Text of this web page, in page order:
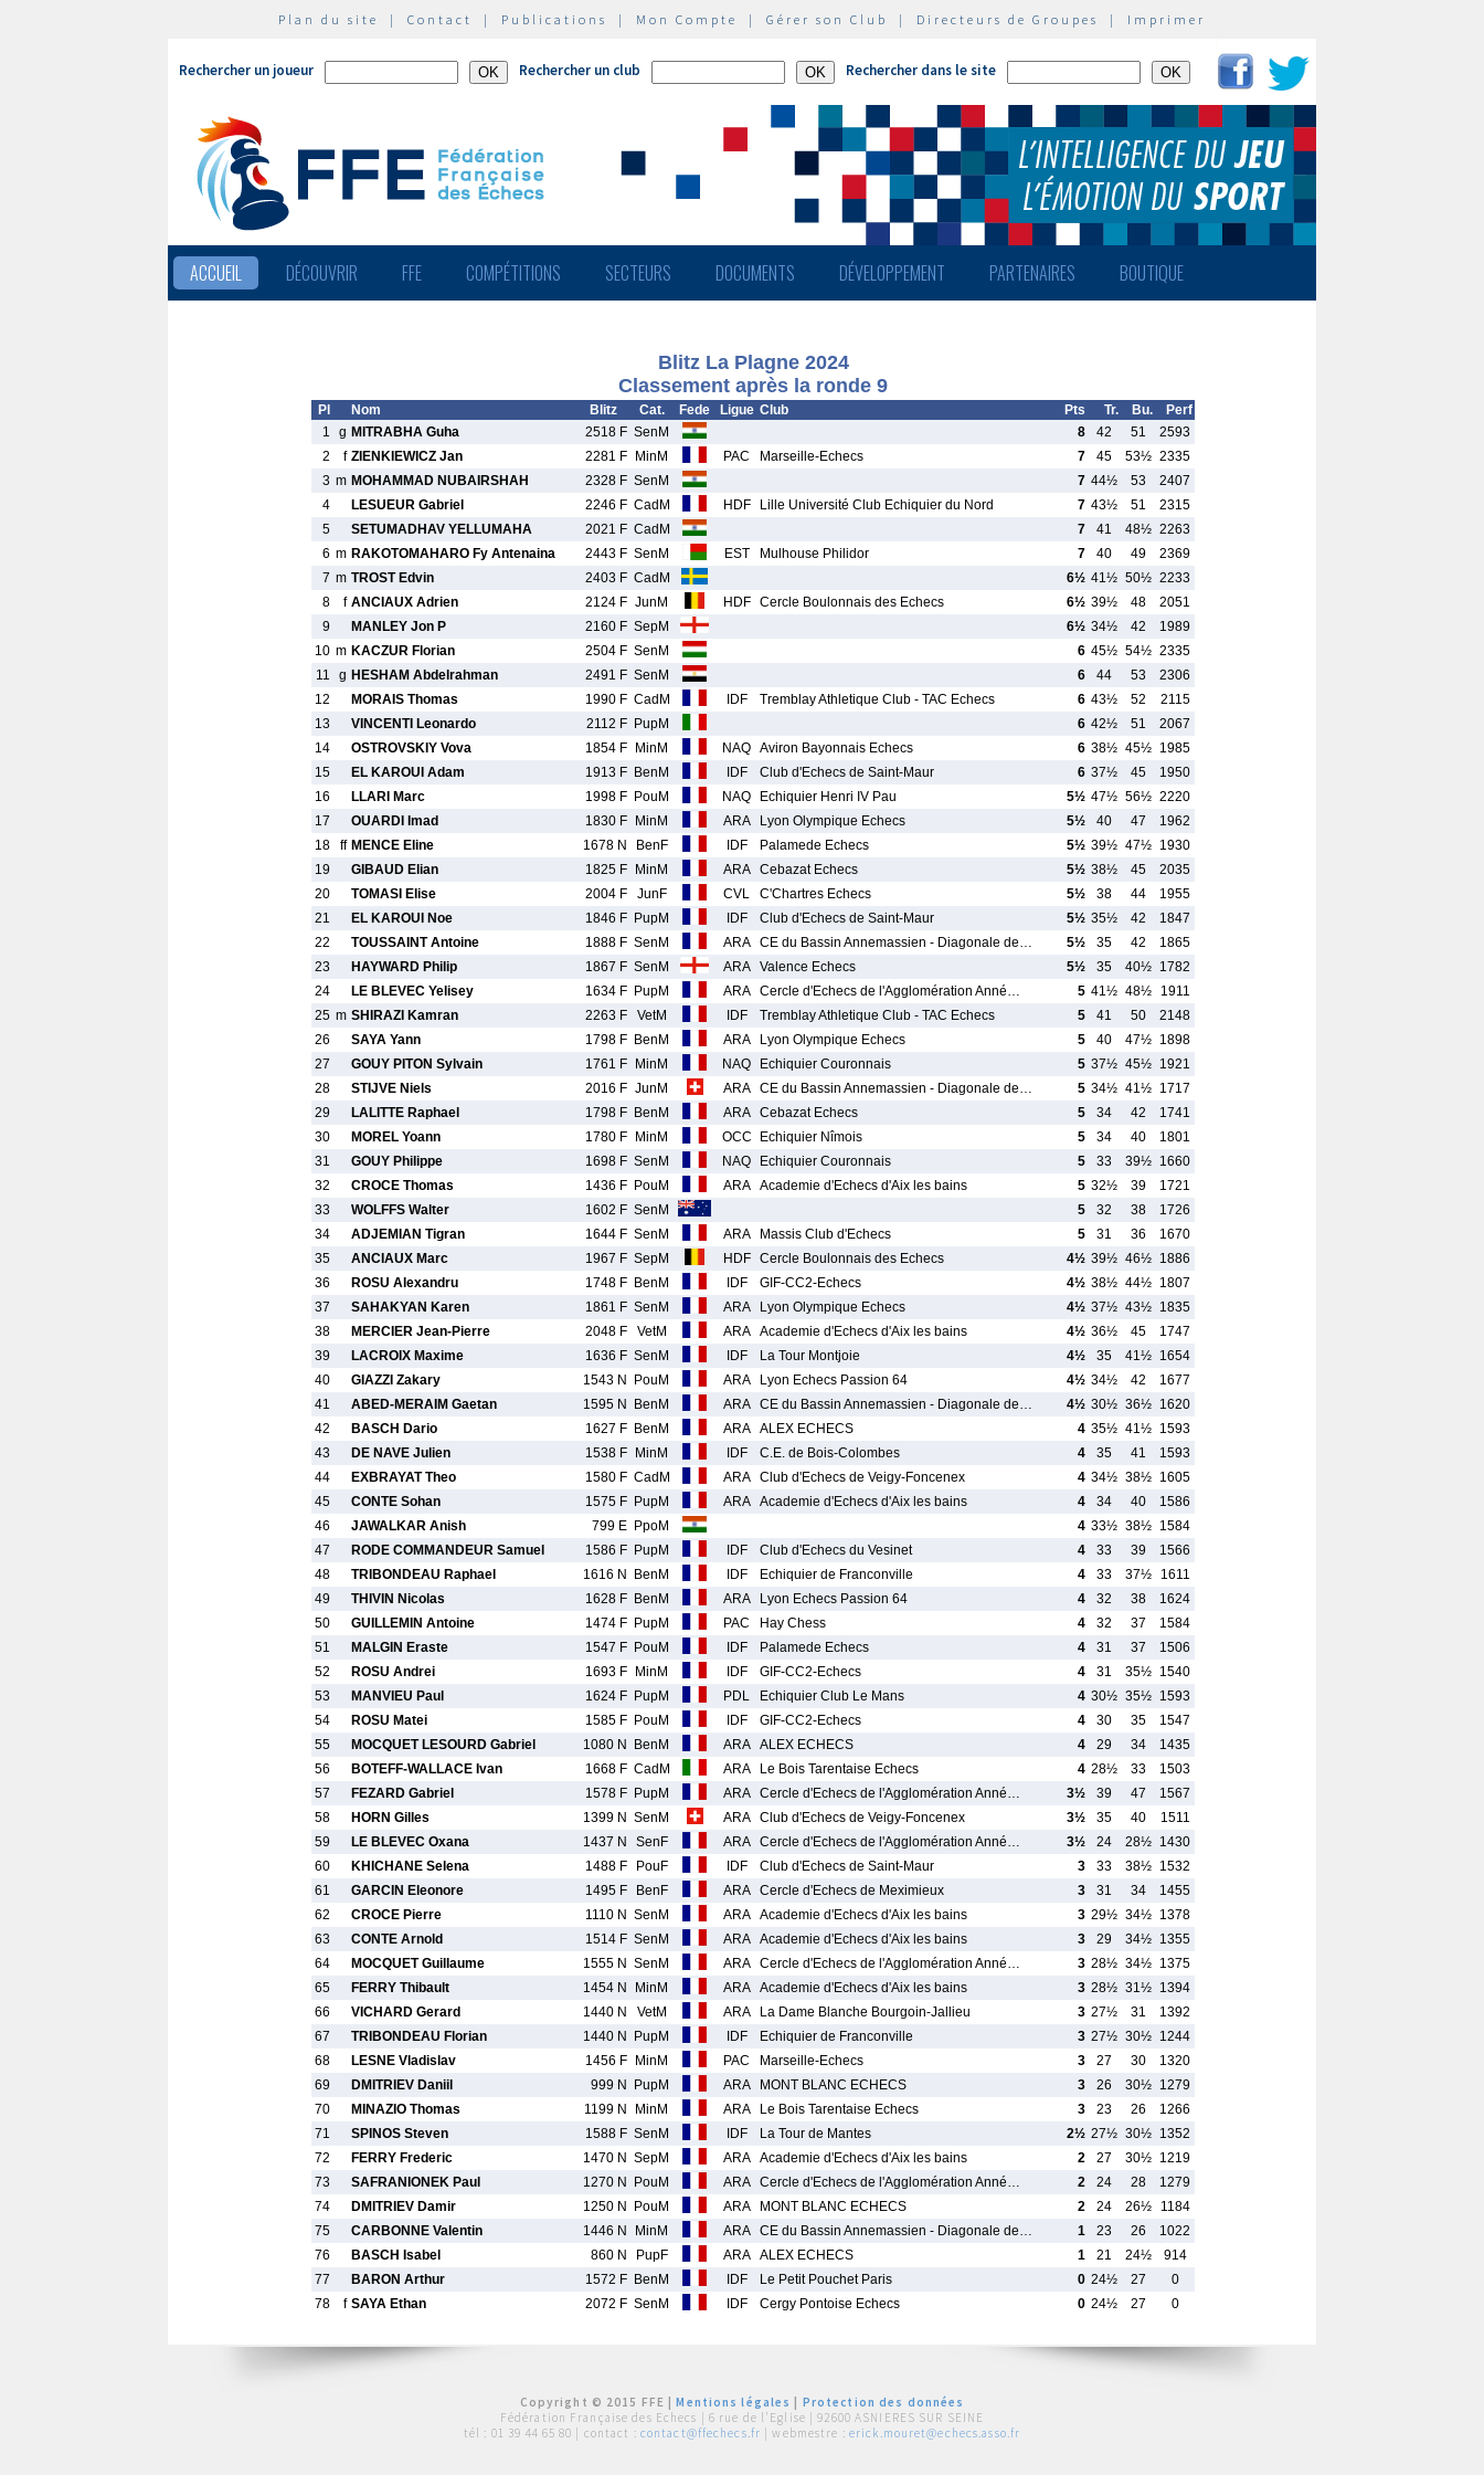
Plan du site | Contact | Publications | Mon Compte | Gérer son Club | Directeurs de Groupes | Imprimer
Rechercher un joueur Rechercher un club Rechercher dans le site
ACCUEIL DÉCOUVRIR FFE COMPÉTITIONS SECTEURS DOCUMENTS DÉVELOPPEMENT PARTENAIRES BOUTIQUE
Blitz La Plagne 2024
Classement après la ronde 9
Pl Nom Blitz Cat. Fede Ligue Club Pts Tr. Bu.
Perf
1
g MITRABHA Guha 2518 F SenM 8 42 51
2593
2
f ZIENKIEWICZ Jan 2281 F MinM PAC Marseille-Echecs 7 45 53½ 2335
3 m MOHAMMAD NUBAIRSHAH 2328 F SenM 7 44½ 53
2407
4
LESUEUR Gabriel 2246 F CadM HDF Lille Université Club Echiquier du Nord 7 43½ 51
2315
5
SETUMADHAV YELLUMAHA 2021 F CadM 7 41 48½ 2263
6 m RAKOTOMAHARO Fy Antenaina 2443 F SenM EST Mulhouse Philidor 7 40 49
2369
7 m TROST Edvin 2403 F CadM 6½ 41½ 50½ 2233
8
f ANCIAUX Adrien 2124 F JunM HDF Cercle Boulonnais des Echecs 6½ 39½ 48
2051
9
MANLEY Jon P 2160 F SepM 6½ 34½ 42
1989
10 m KACZUR Florian 2504 F SenM 6 45½ 54½ 2335
11
g HESHAM Abdelrahman 2491 F SenM 6 44 53
2306
12
MORAIS Thomas 1990 F CadM IDF Tremblay Athletique Club - TAC Echecs 6 43½ 52
2115
13
VINCENTI Leonardo 2112 F PupM 6 42½ 51
2067
14
OSTROVSKIY Vova 1854 F MinM NAQ Aviron Bayonnais Echecs 6 38½ 45½
1985
15
EL KAROUI Adam 1913 F BenM IDF Club d'Echecs de Saint-Maur 6 37½ 45
1950
16
LLARI Marc 1998 F PouM NAQ Echiquier Henri IV Pau 5½ 47½ 56½ 2220
17
OUARDI Imad 1830 F MinM ARA Lyon Olympique Echecs 5½ 40 47
1962
18
ff MENCE Eline 1678 N BenF IDF Palamede Echecs 5½ 39½ 47½
1930
19
GIBAUD Elian 1825 F MinM ARA Cebazat Echecs 5½ 38½ 45
2035
20
TOMASI Elise 2004 F JunF CVL C'Chartres Echecs 5½ 38 44
1955
21
EL KAROUI Noe 1846 F PupM IDF Club d'Echecs de Saint-Maur 5½ 35½ 42
1847
22
TOUSSAINT Antoine 1888 F SenM ARA CE du Bassin Annemassien - Diagonale de… 5½ 35 42
1865
23
HAYWARD Philip 1867 F SenM ARA Valence Echecs 5½ 35 40½
1782
24
LE BLEVEC Yelisey 1634 F PupM ARA Cercle d'Echecs de l'Agglomération Anné… 5 41½ 48½
1911
25 m SHIRAZI Kamran 2263 F VetM IDF Tremblay Athletique Club - TAC Echecs 5 41 50
2148
26
SAYA Yann 1798 F BenM ARA Lyon Olympique Echecs 5 40 47½
1898
27
GOUY PITON Sylvain 1761 F MinM NAQ Echiquier Couronnais 5 37½ 45½
1921
28
STIJVE Niels 2016 F JunM ARA CE du Bassin Annemassien - Diagonale de… 5 34½ 41½
1717
29
LALITTE Raphael 1798 F BenM ARA Cebazat Echecs 5 34 42
1741
30
MOREL Yoann 1780 F MinM OCC Echiquier Nîmois 5 34 40
1801
31
GOUY Philippe 1698 F SenM NAQ Echiquier Couronnais 5 33 39½
1660
32
CROCE Thomas 1436 F PouM ARA Academie d'Echecs d'Aix les bains 5 32½ 39
1721
33
WOLFFS Walter 1602 F SenM 5 32 38
1726
34
ADJEMIAN Tigran 1644 F SenM ARA Massis Club d'Echecs 5 31 36
1670
35
ANCIAUX Marc 1967 F SepM HDF Cercle Boulonnais des Echecs 4½ 39½ 46½
1886
36
ROSU Alexandru 1748 F BenM IDF GIF-CC2-Echecs 4½ 38½ 44½
1807
37
SAHAKYAN Karen 1861 F SenM ARA Lyon Olympique Echecs 4½ 37½ 43½
1835
38
MERCIER Jean-Pierre 2048 F VetM ARA Academie d'Echecs d'Aix les bains 4½ 36½ 45
1747
39
LACROIX Maxime 1636 F SenM IDF La Tour Montjoie 4½ 35 41½
1654
40
GIAZZI Zakary 1543 N PouM ARA Lyon Echecs Passion 64 4½ 34½ 42
1677
41
ABED-MERAIM Gaetan 1595 N BenM ARA CE du Bassin Annemassien - Diagonale de… 4½ 30½ 36½
1620
42
BASCH Dario 1627 F BenM ARA ALEX ECHECS 4 35½ 41½
1593
43
DE NAVE Julien 1538 F MinM IDF C.E. de Bois-Colombes 4 35 41
1593
44
EXBRAYAT Theo 1580 F CadM ARA Club d'Echecs de Veigy-Foncenex 4 34½ 38½
1605
45
CONTE Sohan 1575 F PupM ARA Academie d'Echecs d'Aix les bains 4 34 40
1586
46
JAWALKAR Anish 799 E PpoM 4 33½ 38½
1584
47
RODE COMMANDEUR Samuel 1586 F PupM IDF Club d'Echecs du Vesinet 4 33 39
1566
48
TRIBONDEAU Raphael 1616 N BenM IDF Echiquier de Franconville 4 33 37½
1611
49
THIVIN Nicolas 1628 F BenM ARA Lyon Echecs Passion 64 4 32 38
1624
50
GUILLEMIN Antoine 1474 F PupM PAC Hay Chess 4 32 37
1584
51
MALGIN Eraste 1547 F PouM IDF Palamede Echecs 4 31 37
1506
52
ROSU Andrei 1693 F MinM IDF GIF-CC2-Echecs 4 31 35½
1540
53
MANVIEU Paul 1624 F PupM PDL Echiquier Club Le Mans 4 30½ 35½
1593
54
ROSU Matei 1585 F PouM IDF GIF-CC2-Echecs 4 30 35
1547
55
MOCQUET LESOURD Gabriel 1080 N BenM ARA ALEX ECHECS 4 29 34
1435
56
BOTEFF-WALLACE Ivan 1668 F CadM ARA Le Bois Tarentaise Echecs 4 28½ 33
1503
57
FEZARD Gabriel 1578 F PupM ARA Cercle d'Echecs de l'Agglomération Anné… 3½ 39 47
1567
58
HORN Gilles 1399 N SenM ARA Club d'Echecs de Veigy-Foncenex 3½ 35 40
1511
59
LE BLEVEC Oxana 1437 N SenF ARA Cercle d'Echecs de l'Agglomération Anné… 3½ 24 28½
1430
60
KHICHANE Selena 1488 F PouF IDF Club d'Echecs de Saint-Maur 3 33 38½
1532
61
GARCIN Eleonore 1495 F BenF ARA Cercle d'Echecs de Meximieux 3 31 34
1455
62
CROCE Pierre 1110 N SenM ARA Academie d'Echecs d'Aix les bains 3 29½ 34½
1378
63
CONTE Arnold 1514 F SenM ARA Academie d'Echecs d'Aix les bains 3 29 34½
1355
64
MOCQUET Guillaume 1555 N SenM ARA Cercle d'Echecs de l'Agglomération Anné… 3 28½ 34½
1375
65
FERRY Thibault 1454 N MinM ARA Academie d'Echecs d'Aix les bains 3 28½ 31½
1394
66
VICHARD Gerard 1440 N VetM ARA La Dame Blanche Bourgoin-Jallieu 3 27½ 31
1392
67
TRIBONDEAU Florian 1440 N PupM IDF Echiquier de Franconville 3 27½ 30½
1244
68
LESNE Vladislav 1456 F MinM PAC Marseille-Echecs 3 27 30
1320
69
DMITRIEV Daniil 999 N PupM ARA MONT BLANC ECHECS 3 26 30½
1279
70
MINAZIO Thomas 1199 N MinM ARA Le Bois Tarentaise Echecs 3 23 26
1266
71
SPINOS Steven 1588 F SenM IDF La Tour de Mantes 2½ 27½ 30½
1352
72
FERRY Frederic 1470 N SepM ARA Academie d'Echecs d'Aix les bains 2 27 30½
1219
73
SAFRANIONEK Paul 1270 N PouM ARA Cercle d'Echecs de l'Agglomération Anné… 2 24 28
1279
74
DMITRIEV Damir 1250 N PouM ARA MONT BLANC ECHECS 2 24 26½
1184
75
CARBONNE Valentin 1446 N MinM ARA CE du Bassin Annemassien - Diagonale de… 1 23 26
1022
76
BASCH Isabel 860 N PupF ARA ALEX ECHECS 1 21 24½
914
77
BARON Arthur 1572 F BenM IDF Le Petit Pouchet Paris 0 24½ 27
0
78
f SAYA Ethan 2072 F SenM IDF Cergy Pontoise Echecs 0 24½ 27 0
Copyright © 2015 FFE |Mentions légales
Protection des données
Fédération Française des Echecs | 6 rue de l'Eglise | 92600 ASNIERES SUR SEINE
tél : 01 39 44 65 80 | contact : contact@ffechecs.fr | webmestre : erick.mouret@echecs.asso.fr